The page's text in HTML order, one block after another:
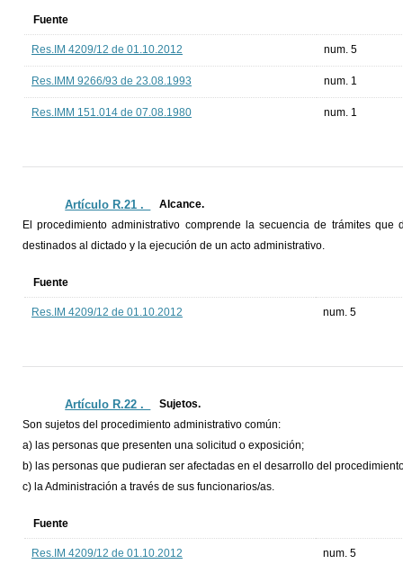
Fuente
Res.IM 4209/12 de 01.10.2012 num. 5
Res.IMM 9266/93 de 23.08.1993 num. 1
Res.IMM 151.014 de 07.08.1980 num. 1
Artículo R.21 ._
Alcance.
El procedimiento administrativo comprende la secuencia de trámites
destinados al dictado y la ejecución de un acto administrativo.
Fuente
Res.IM 4209/12 de 01.10.2012 num. 5
Artículo R.22 ._
Sujetos.
Son sujetos del procedimiento administrativo común:
a) las personas que presenten una solicitud o exposición;
b) las personas que pudieran ser afectadas en el desarrollo del
c) la Administración a través de sus funcionarios/as.
Fuente
Res.IM 4209/12 de 01.10.2012 num. 5